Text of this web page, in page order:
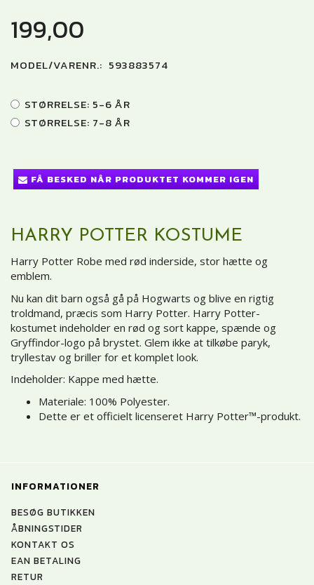
199,00
MODEL/VARENR.: 593883574
STØRRELSE: 5-6 ÅR
STØRRELSE: 7-8 ÅR
FÅ BESKED NÅR PRODUKTET KOMMER IGEN
HARRY POTTER KOSTUME
Harry Potter Robe med rød inderside, stor hætte og
emblem.
Nu kan dit barn også gå på Hogwarts og blive en rigtig
troldmand, præcis som Harry Potter. Harry Potter-
kostumet indeholder en rød og sort kappe, spænde og
Gryffindor-logo på brystet. Glem ikke at tilkøbe paryk,
tryllestav og briller for et komplet look.
Indeholder: Kappe med hætte.
Materiale: 100% Polyester.
Dette er et officielt licenseret Harry Potter™-produkt.
INFORMATIONER
BESØG BUTIKKEN
ÅBNINGSTIDER
KONTAKT OS
EAN BETALING
RETUR